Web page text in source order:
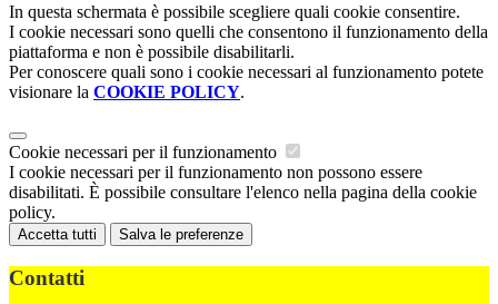
In questa schermata è possibile scegliere quali cookie consentire.
I cookie necessari sono quelli che consentono il funzionamento della
piattaforma e non è possibile disabilitarli.
Per conoscere quali sono i cookie necessari al funzionamento potete
visionare la COOKIE POLICY.
Cookie necessari per il funzionamento
I cookie necessari per il funzionamento non possono essere
disabilitati. È possibile consultare l'elenco nella pagina della cookie
policy.
Accetta tutti Salva le preferenze
Contatti